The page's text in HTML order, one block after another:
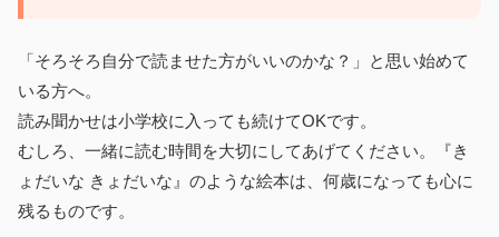
「そろそろ自分で読ませた方がいいのかな？」と思い始めて
いる方へ。
読み聞かせは小学校に入っても続けてOKです。
むしろ、一緒に読む時間を大切にしてあげてください。『き
ょだいな きょだいな』のような絵本は、何歳になっても心に
残るものです。